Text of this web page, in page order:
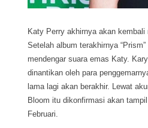
Katy Perry akhirnya akan
Setelah album terakhirnya
mendengar suara emas Katy.
dinantikan oleh para
lama lagi akan berakhir. Lewat
Bloom itu dikonfirmasi akan
Februari.